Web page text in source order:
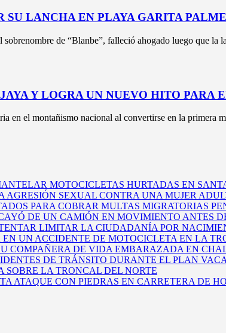
SU LANCHA EN PLAYA GARITA
de “Blanbe”, falleció ahogado luego que la
Y LOGRA UN NUEVO HITO PARA
en el montañismo nacional al convertirse en la primera
MOTOCICLETAS HURTADAS EN
AGRESIÓN SEXUAL CONTRA UNA MUJER
PARA COBRAR MULTAS MIGRATORIAS
DE UN CAMIÓN EN MOVIMIENTO ANTES
LIMITAR LA CIUDADANÍA POR
UN ACCIDENTE DE MOTOCICLETA EN LA
COMPAÑERA DE VIDA EMBARAZADA EN
DE TRÁNSITO DURANTE EL PLAN
SOBRE LA TRONCAL DEL NORTE
ATAQUE CON PIEDRAS EN CARRETERA DE